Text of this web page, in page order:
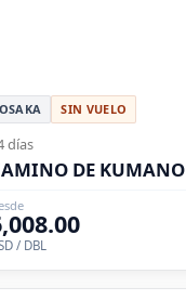
SIN VUELO
días
DE KUMANO
/ DBL